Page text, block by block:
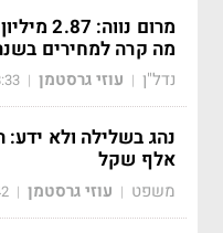
מרום
מה קרה למחירים
נדל"ן | עוזי גרסטמן |
אלף שקל
משפט | עוזי גרסטמן |